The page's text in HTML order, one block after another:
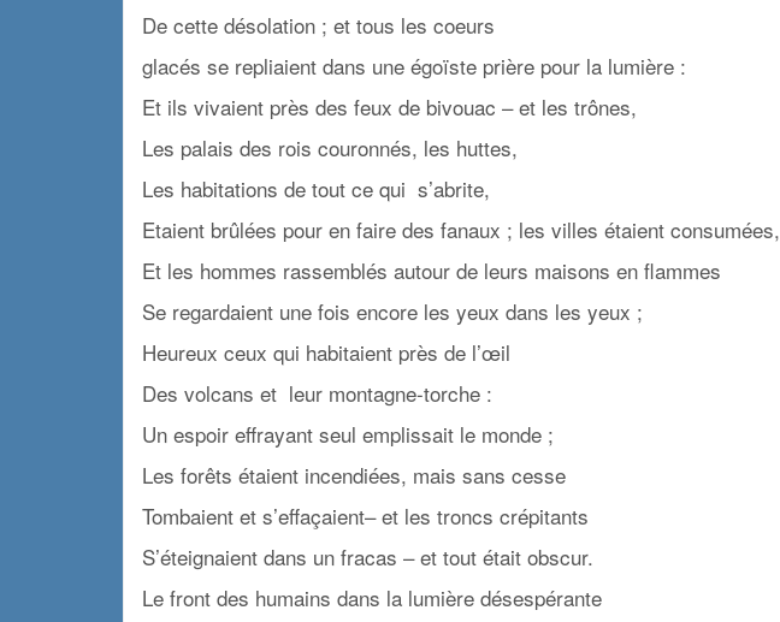
De cette désolation ; et tous les coeurs
glacés se repliaient dans une égoïste prière pour la lumière :
Et ils vivaient près des feux de bivouac – et les trônes,
Les palais des rois couronnés, les huttes,
Les habitations de tout ce qui s’abrite,
Etaient brûlées pour en faire des fanaux ; les villes étaient consumées,
Et les hommes rassemblés autour de leurs maisons en flammes
Se regardaient une fois encore les yeux dans les yeux ;
Heureux ceux qui habitaient près de l’œil
Des volcans et leur montagne-torche :
Un espoir effrayant seul emplissait le monde ;
Les forêts étaient incendiées, mais sans cesse
Tombaient et s’effaçaient– et les troncs crépitants
S’éteignaient dans un fracas – et tout était obscur.
Le front des humains dans la lumière désespérante